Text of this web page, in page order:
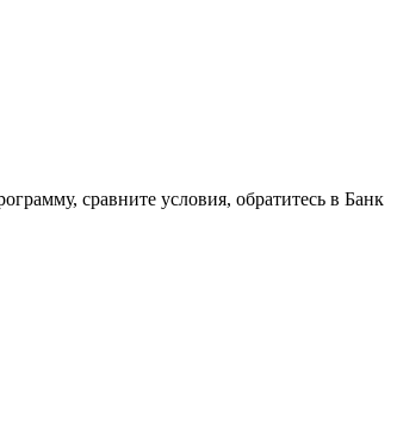
сравните условия, обратитесь в Банк